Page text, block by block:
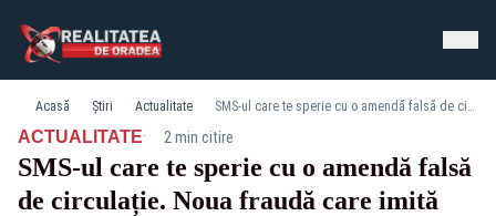
Acasă Știri Actualitate SMS-ul care te sperie cu o amendă falsă de circulație. Noua fraudă care imită Ghișeul.ro și îți poate goli contul
ACTUALITATE· 2 min citire
SMS-ul care te sperie cu o amendă falsă
de circulație. Noua fraudă care imită